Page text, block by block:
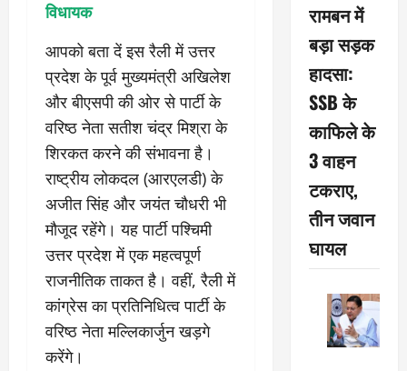
विधायक
आपको बता दें इस रैली में उत्तर
प्रदेश के पूर्व मुख्यमंत्री अखिलेश
और बीएसपी की ओर से पार्टी के
वरिष्ठ नेता सतीश चंद्र मिश्रा के
शिरकत करने की संभावना है।
राष्ट्रीय लोकदल (आरएलडी) के
अजीत सिंह और जयंत चौधरी भी
मौजूद रहेंगे। यह पार्टी पश्चिमी
उत्तर प्रदेश में एक महत्वपूर्ण
राजनीतिक ताकत है। वहीं, रैली में
कांग्रेस का प्रतिनिधित्व पार्टी के
वरिष्ठ नेता मल्लिकार्जुन खड़गे
करेंगे।
रामबन में
बड़ा सड़क
हादसा:
SSB के
काफिले के
3 वाहन
टकराए,
तीन जवान
घायल